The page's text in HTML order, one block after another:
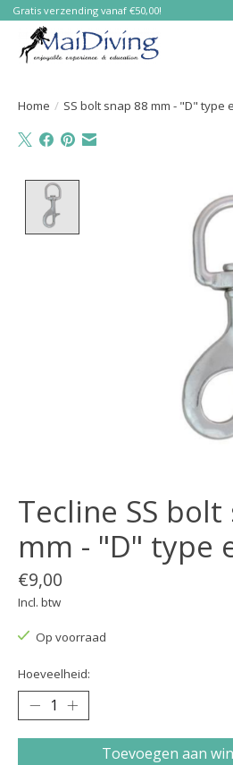
Gratis verzending vanaf €50,00!
Home / SS bolt snap 88 mm - "D" type
Tecline SS bolt
mm - "D" type
€9,00
Incl. btw
Op voorraad
Hoeveelheid:
Toevoegen aan